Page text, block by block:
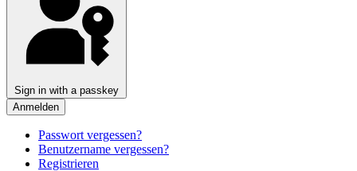
Sign in with a passkey
Anmelden
Passwort vergessen?
Benutzername vergessen?
Registrieren